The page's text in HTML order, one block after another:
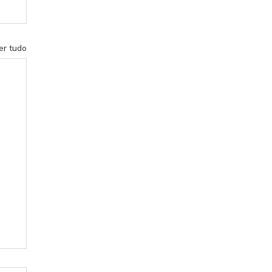
tudo